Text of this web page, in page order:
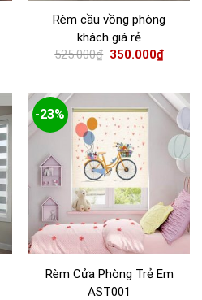
Rèm cầu vồng phòng
khách giá rẻ
525.000₫ 350.000₫
-23%
Rèm Cửa Phòng Trẻ Em
AST001